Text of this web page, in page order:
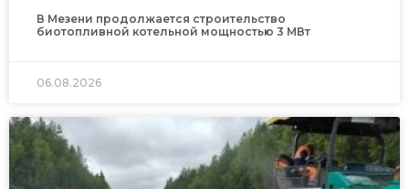
В Мезени продолжается строительство
биотопливной котельной мощностью 3 МВт
06.08.2026